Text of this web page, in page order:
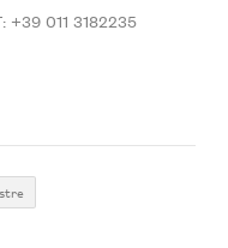
+39 011 3182235